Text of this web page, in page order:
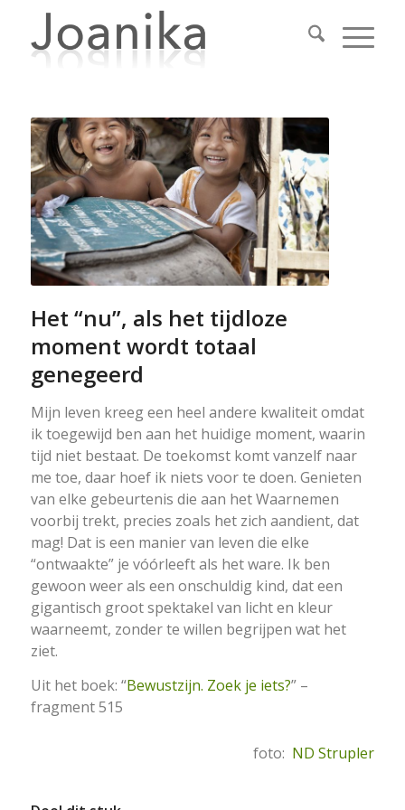
Het “nu”, als het tijdloze
moment wordt totaal
genegeerd
Mijn leven kreeg een heel andere kwaliteit omdat
ik toegewijd ben aan het huidige moment, waarin
tijd niet bestaat. De toekomst komt vanzelf naar
me toe, daar hoef ik niets voor te doen. Genieten
van elke gebeurtenis die aan het Waarnemen
voorbij trekt, precies zoals het zich aandient, dat
mag! Dat is een manier van leven die elke
“ontwaakte” je vóórleeft als het ware. Ik ben
gewoon weer als een onschuldig kind, dat een
gigantisch groot spektakel van licht en kleur
waarneemt, zonder te willen begrijpen wat het
ziet.
Uit het boek: “Bewustzijn. Zoek je iets?” –
fragment 515
foto: ND Strupler